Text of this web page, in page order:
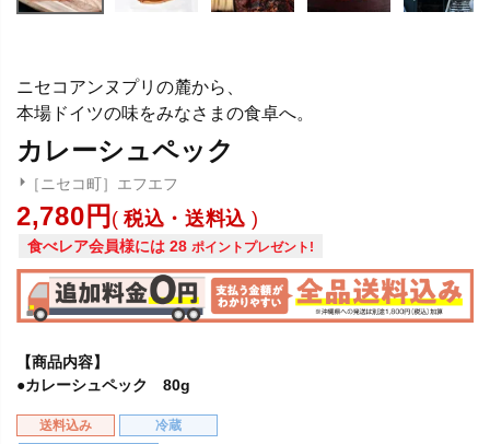
ニセコアンヌプリの麓から、
本場ドイツの味をみなさまの食卓へ。
カレーシュペック
［ニセコ町］エフエフ
2,780 税込・送料込
食べレア会員様には 28 ポイントプレゼント!
【商品内容】
●カレーシュペック 80g
送料込み 冷蔵